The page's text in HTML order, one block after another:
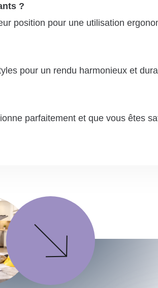
?
position pour une utilisation
pour un rendu harmonieux et
parfaitement et que vous êtes